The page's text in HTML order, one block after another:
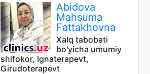
Abidova
Mahsuma
Fattakhovna
Xalq tabobati
bo'yicha umumiy
shifokor, Ignaterapevt,
Girudoterapevt